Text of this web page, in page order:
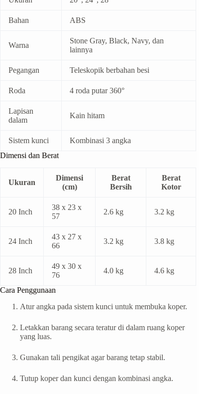
Bahan ABS
Warna
Stone Gray, Black, Navy, dan
lainnya
Pegangan Teleskopik berbahan besi
Roda 4 roda putar 360°
Lapisan
dalam
Kain hitam
Sistem kunci
Kombinasi 3 angka
Dimensi dan Berat
Ukuran
Dimensi
(cm)
Berat
Bersih
Berat
Kotor
20 Inch
38 x 23 x
57
2.6 kg 3.2 kg
24 Inch
43 x 27 x
66
3.2 kg 3.8 kg
28 Inch
49 x 30 x
76
4.0 kg 4.6 kg
Cara Penggunaan
Atur angka pada sistem kunci untuk membuka koper.
Letakkan barang secara teratur di dalam ruang koper
yang luas.
Gunakan tali pengikat agar barang tetap stabil.
Tutup koper dan kunci dengan kombinasi angka.